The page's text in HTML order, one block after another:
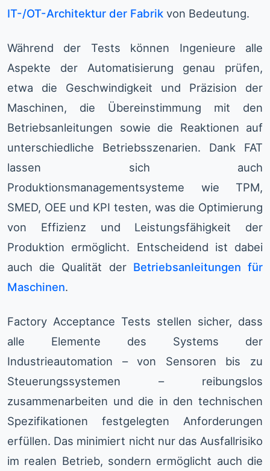
IT-/OT-Architektur der Fabrik von Bedeutung.
Während der Tests können Ingenieure alle
Aspekte der Automatisierung genau prüfen,
etwa die Geschwindigkeit und Präzision der
Maschinen, die Übereinstimmung mit den
Betriebsanleitungen sowie die Reaktionen auf
unterschiedliche Betriebsszenarien. Dank FAT
lassen sich auch
Produktionsmanagementsysteme wie TPM,
SMED, OEE und KPI testen, was die Optimierung
von Effizienz und Leistungsfähigkeit der
Produktion ermöglicht. Entscheidend ist dabei
auch die Qualität der Betriebsanleitungen für
Maschinen.
Factory Acceptance Tests stellen sicher, dass
alle Elemente des Systems der
Industrieautomation – von Sensoren bis zu
Steuerungssystemen – reibungslos
zusammenarbeiten und die in den technischen
Spezifikationen festgelegten Anforderungen
erfüllen. Das minimiert nicht nur das Ausfallrisiko
im realen Betrieb, sondern ermöglicht auch die